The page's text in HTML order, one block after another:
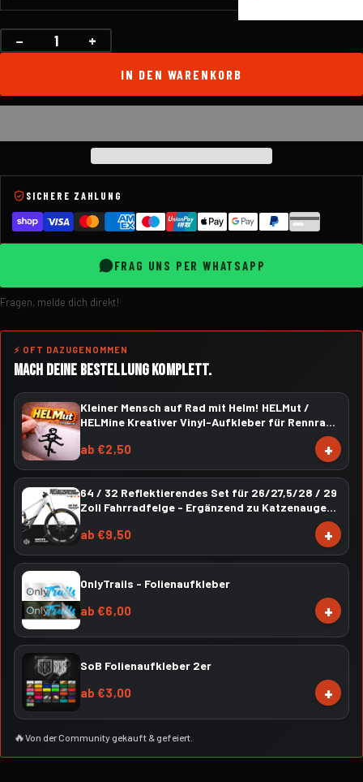
−
Menge +
IN DEN WARENKORB
SICHERE ZAHLUNG
FRAG UNS PER WHATSAPP
Fragen, melde dich direkt!
⚡ OFT DAZUGENOMMEN
MACH DEINE BESTELLUNG KOMPLETT.
Kleiner Mensch auf Rad mit Helm! HELMut /
HELMine Kreativer Vinyl-Aufkleber für Rennrad,
ab €2,50 +
64 / 32 Reflektierendes Set für 26/27,5/28 / 29
Zoll Fahrradfelge - Ergänzend zu Katzenaugen -
ab €9,50 +
OnlyTrails - Folienaufkleber
ab €6,00 +
SoB Folienaufkleber 2er
ab €3,00 +
🔥Von der Community gekauft & gefeiert.